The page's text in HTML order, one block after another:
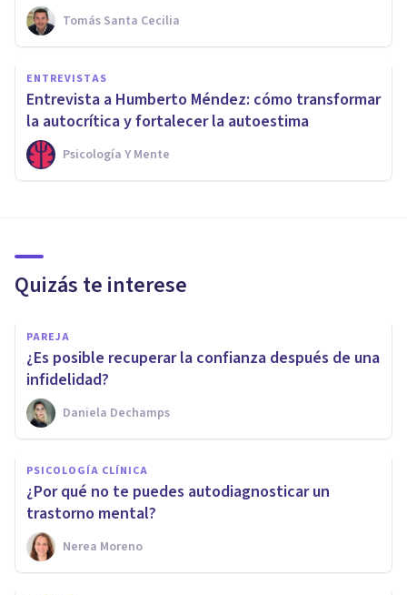
Tomás Santa Cecilia
ENTREVISTAS
Entrevista a Humberto Méndez: cómo transformar
la autocrítica y fortalecer la autoestima
Psicología Y Mente
Quizás te interese
PAREJA
¿Es posible recuperar la confianza después de una
infidelidad?
Daniela Dechamps
PSICOLOGÍA CLÍNICA
¿Por qué no te puedes autodiagnosticar un
trastorno mental?
Nerea Moreno